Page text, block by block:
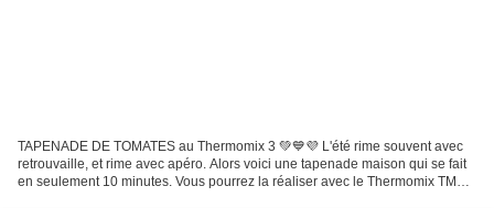
TAPENADE DE TOMATES au Thermomix 3 💚💙💜 L'été rime souvent avec
retrouvaille, et rime avec apéro. Alors voici une tapenade maison qui se fait
en seulement 10 minutes. Vous pourrez la réaliser avec le Thermomix TM6